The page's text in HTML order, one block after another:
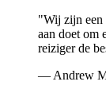
"Wij zijn een
aan doet om
reiziger de
— Andrew